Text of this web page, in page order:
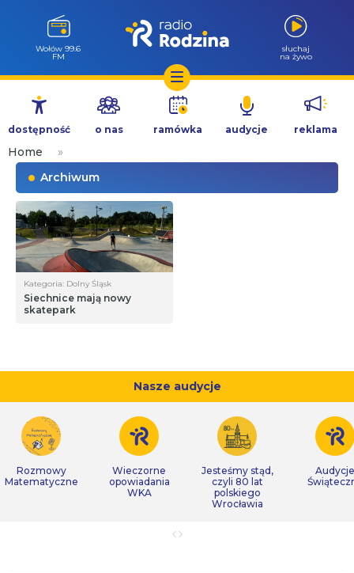
Przejdź
treści
Wołów 99.6
FM
słuchaj
na żywo
dostępność o nas ramówka audycje reklama
Home
»
Archiwum
Kategoria: Dolny Śląsk
Siechnice mają nowy
skatepark
Nasze audycje
Rozmowy
Matematyczne
Wieczorne
opowiadania
WKA
Jesteśmy stąd,
czyli 80 lat
polskiego
Wrocławia
Audycje